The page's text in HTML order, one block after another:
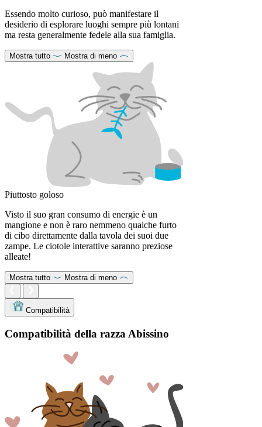
Essendo molto curioso, può manifestare il
desiderio di esplorare luoghi sempre più lontani
ma resta generalmente fedele alla sua famiglia.
Mostra tutto Mostra di meno
Piuttosto goloso
Visto il suo gran consumo di energie è un
mangione e non è raro nemmeno qualche furto
di cibo direttamente dalla tavola dei suoi due
zampe. Le ciotole interattive saranno preziose
alleate!
Mostra tutto Mostra di meno
Compatibilità
Compatibilità della razza Abissino